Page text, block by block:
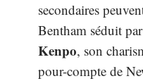
secondaires
Bentham séduit
Kenpo, son
pour-compte de